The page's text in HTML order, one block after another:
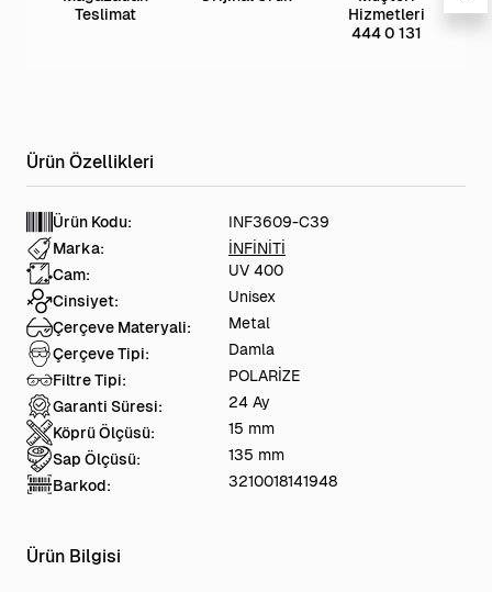
Teslimat
Hizmetleri
444 0 131
Ürün Kodu:
INF3609-C39
Marka:
İNFİNİTİ
Cam:
UV 400
Cinsiyet:
Unisex
Çerçeve Materyali:
Metal
Çerçeve Tipi:
Damla
Filtre Tipi:
POLARİZE
Garanti Süresi:
24 Ay
Köprü Ölçüsü:
15 mm
Sap Ölçüsü:
135 mm
Barkod:
3210018141948
Ürün Bilgisi